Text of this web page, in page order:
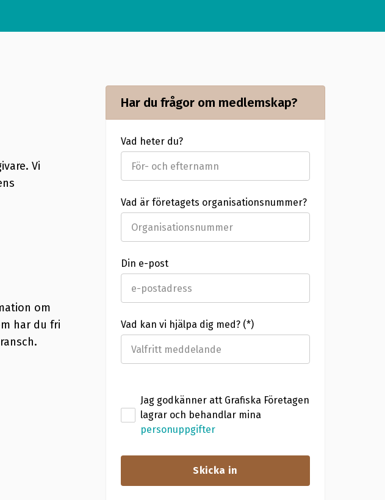
Vi
om
har du fri
Har du frågor om medlemskap?
Vad heter du?
Vad är företagets organisationsnummer?
Din e-post
Vad kan vi hjälpa dig med?
Jag godkänner att Grafiska Företagen
lagrar och behandlar mina
personuppgifter
Skicka in